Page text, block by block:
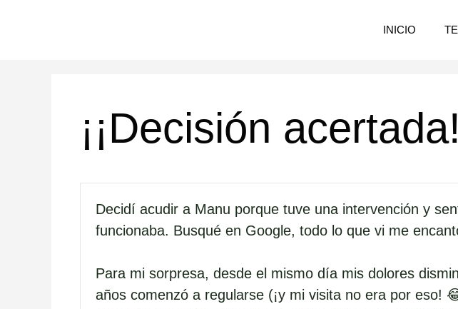
INICIO
¡¡Decisión
Decidí acudir a Manu porque tuve una intervención y
funcionaba. Busqué en Google, todo lo que vi me
Para mi sorpresa, desde el mismo día mis dolores
años comenzó a regularse (¡y mi visita no era por